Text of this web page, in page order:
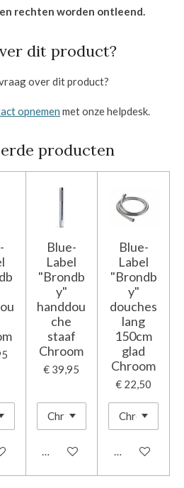
rechten worden ontleend.
dit product?
over dit product?
opnemen met onze helpdesk.
producten
Blue-
Label
"Brondb
y"
handdou
che
staaf
Chroom
€ 39,95
In winkelwagen
Blue-
Label
"Brondb
y"
douches
lang
150cm
glad
Chroom
€ 22,50
In